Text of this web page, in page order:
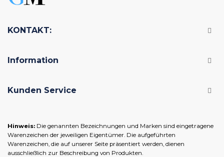
KONTAKT:
Information
Kunden Service
Hinweis: Die genannten Bezeichnungen und Marken sind eingetragene
Warenzeichen der jeweiligen Eigentümer. Die aufgeführten
Warenzeichen, die auf unserer Seite präsentiert werden, dienen
ausschließlich zur Beschreibung von Produkten.